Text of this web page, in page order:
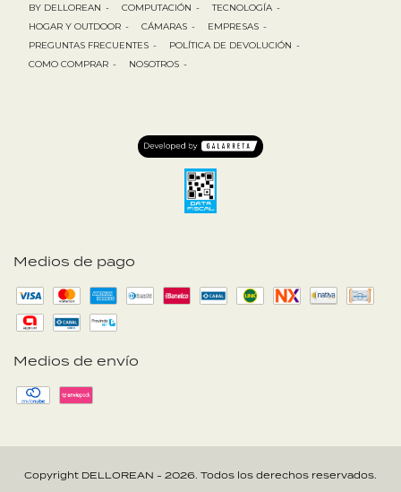
Medios de pago
Medios de envío
BY DELLOREAN - COMPUTACIÓN - TECNOLOGÍA -
HOGAR Y OUTDOOR - CÁMARAS - EMPRESAS -
PREGUNTAS FRECUENTES - POLÍTICA DE DEVOLUCIÓN -
COMO COMPRAR - NOSOTROS -
Copyright DELLOREAN - 2026. Todos los derechos reservados.